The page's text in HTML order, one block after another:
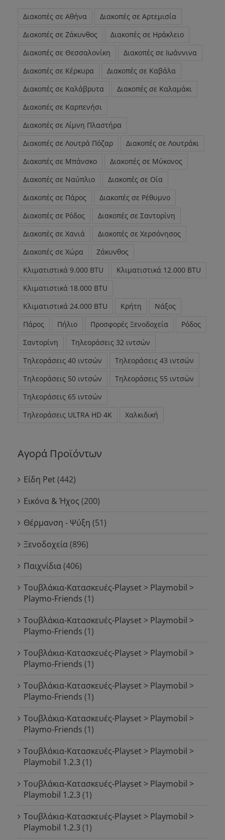
Διακοπές σε Αθήνα
Διακοπές σε Αρτεμισία
Διακοπές σε Ζάκυνθος
Διακοπές σε Ηράκλειο
Διακοπές σε Θεσσαλονίκη
Διακοπές σε Ιωάννινα
Διακοπές σε Κέρκυρα
Διακοπές σε Καβάλα
Διακοπές σε Καλάβρυτα
Διακοπές σε Καλαμάκι
Διακοπές σε Καρπενήσι
Διακοπές σε Λίμνη Πλαστήρα
Διακοπές σε Λουτρά Πόζαρ
Διακοπές σε Λουτράκι
Διακοπές σε Μπάνσκο
Διακοπές σε Μύκονος
Διακοπές σε Ναύπλιο
Διακοπές σε Οία
Διακοπές σε Πάρος
Διακοπές σε Ρέθυμνο
Διακοπές σε Ρόδος
Διακοπές σε Σαντορίνη
Διακοπές σε Χανιά
Διακοπές σε Χερσόνησος
Διακοπές σε Χώρα
Ζάκυνθος
Κλιματιστικά 9.000 BTU
Κλιματιστικά 12.000 BTU
Κλιματιστικά 18.000 BTU
Κλιματιστικά 24.000 BTU
Κρήτη
Νάξος
Πάρος
Πήλιο Προσφορές Ξενοδοχεία
Ρόδος
Σαντορίνη
Τηλεοράσεις 32 ιντσών
Τηλεοράσεις 40 ιντσών
Τηλεοράσεις 43 ιντσών
Τηλεοράσεις 50 ιντσών
Τηλεοράσεις 55 ιντσών
Τηλεοράσεις 65 ιντσών
Τηλεοράσεις ULTRA HD 4K
Χαλκιδική
Αγορά Προϊόντων
Είδη Pet(442)
Εικόνα & Ήχος (200)
Θέρμανση - Ψύξη (51)
Ξενοδοχεία(896)
Παιχνίδια(406)
Τουβλάκια-Κατασκευές-Playset > Playmobil >
Playmo-Friends (1)
Τουβλάκια-Κατασκευές-Playset > Playmobil >
Playmo-Friends (1)
Τουβλάκια-Κατασκευές-Playset > Playmobil >
Playmo-Friends (1)
Τουβλάκια-Κατασκευές-Playset > Playmobil >
Playmo-Friends (1)
Τουβλάκια-Κατασκευές-Playset > Playmobil >
Playmo-Friends (1)
Τουβλάκια-Κατασκευές-Playset > Playmobil >
Playmobil 1.2.3 (1)
Τουβλάκια-Κατασκευές-Playset > Playmobil >
Playmobil 1.2.3 (1)
Τουβλάκια-Κατασκευές-Playset > Playmobil >
Playmobil 1.2.3 (1)